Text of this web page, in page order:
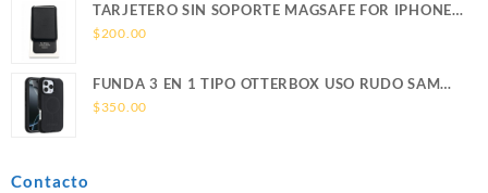
TARJETERO SIN SOPORTE MAGSAFE FOR IPHONE
LEATHER WALLET MAGSAFE
$200.00
FUNDA 3 EN 1 TIPO OTTERBOX USO RUDO SAM
S26 ULTRA SAMSUNG S26 ULTRA
$350.00
Contacto